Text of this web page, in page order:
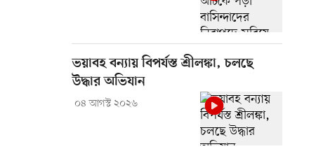
ভয়াবহ বন্যায় বিপর্যস্ত শ্রীলঙ্কা, চলছে
উদ্ধার অভিযান
০৪ আগস্ট ২০২৬